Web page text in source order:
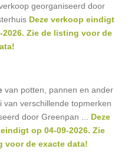
georganiseerd door
Deze verkoop eindigt
2026. Zie de listing voor de
van potten, pannen en ander
van verschillende topmerken
door Greenpan ... Deze
op 04-09-2026. Zie
voor de exacte data!